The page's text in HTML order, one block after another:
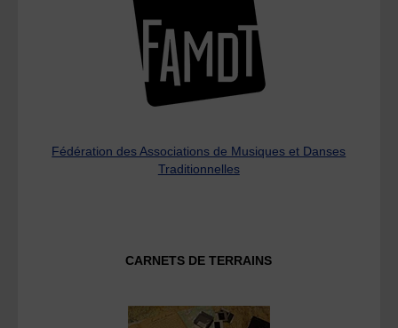
Fédération des Associations de Musiques et Danses
Traditionnelles
CARNETS DE TERRAINS